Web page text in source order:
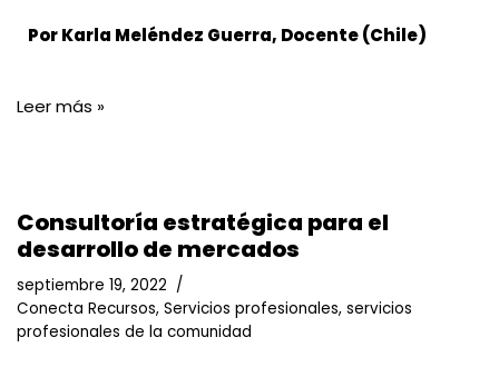
Por Karla Meléndez Guerra, Docente (Chile)
Leer más »
Consultoría estratégica para el
desarrollo de mercados
septiembre 19, 2022
Conecta Recursos, Servicios profesionales, servicios
profesionales de la comunidad